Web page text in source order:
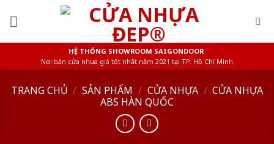
HỆ THỐNG SHOWROOM SAIGONDOOR
Nơi bán cửa nhựa giá tốt nhất năm 2021 tại TP. Hồ Chí Minh
TRANG CHỦ / SẢN PHẨM / CỬA NHỰA / CỬA NHỰA
ABS HÀN QUỐC